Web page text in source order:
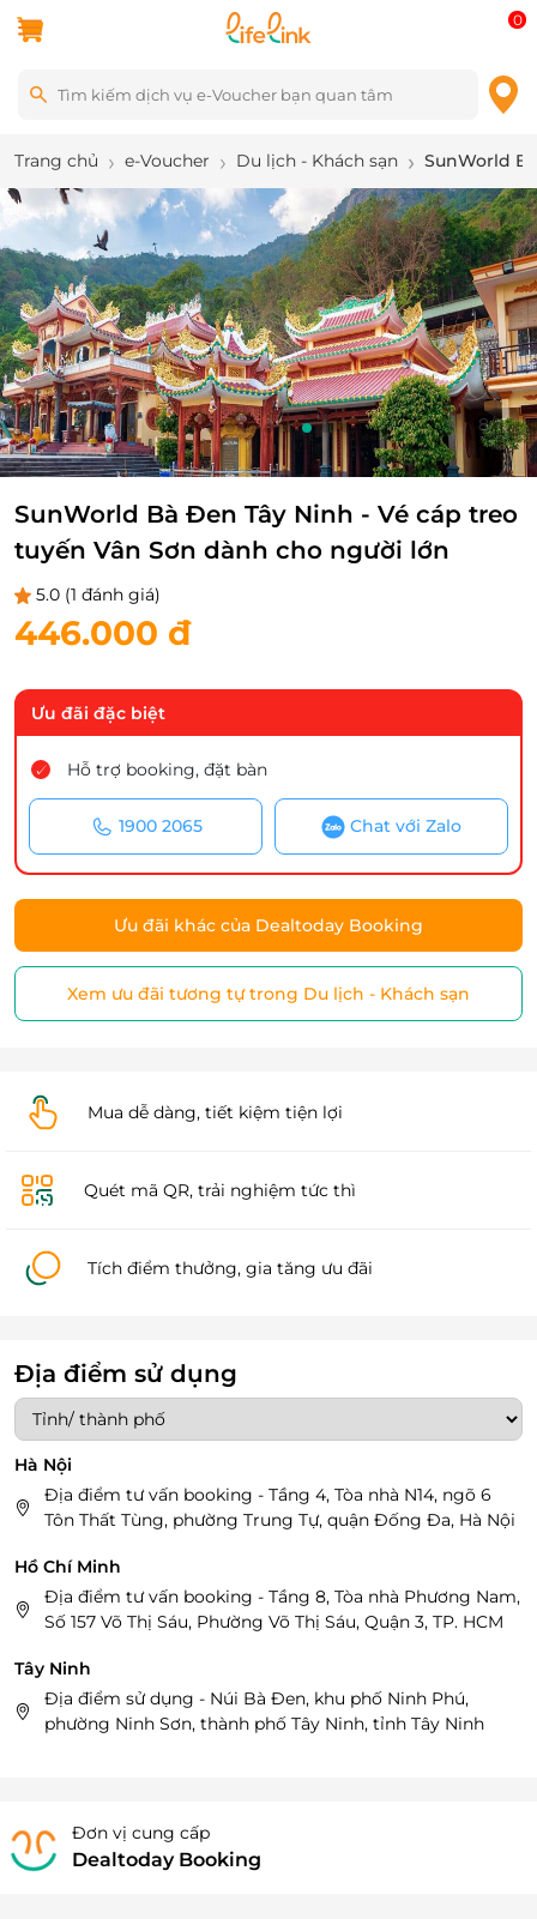
0
Trang chủ e-Voucher Du lịch - Khách sạn SunWorld
9/11
SunWorld Bà Đen Tây Ninh - Vé cáp treo
tuyến Vân Sơn dành cho người lớn
5.0 (1 đánh giá)
446.000 đ
Ưu đãi đặc biệt
Hỗ trợ booking, đặt bàn
1900 2065 Chat với Zalo
Ưu đãi khác của Dealtoday Booking
Xem ưu đãi tương tự trong Du lịch - Khách sạn
Mua dễ dàng, tiết kiệm tiện lợi
Quét mã QR, trải nghiệm tức thì
Tích điểm thưởng, gia tăng ưu đãi
Địa điểm sử dụng
Hà Nội
Địa điểm tư vấn booking - Tầng 4, Tòa nhà N14, ngõ 6
Tôn Thất Tùng, phường Trung Tự, quận Đống Đa, Hà Nội
Hồ Chí Minh
Địa điểm tư vấn booking - Tầng 8, Tòa nhà Phương Nam,
Số 157 Võ Thị Sáu, Phường Võ Thị Sáu, Quận 3, TP. HCM
Tây Ninh
Địa điểm sử dụng - Núi Bà Đen, khu phố Ninh Phú,
phường Ninh Sơn, thành phố Tây Ninh, tỉnh Tây Ninh
Đơn vị cung cấp
Dealtoday Booking